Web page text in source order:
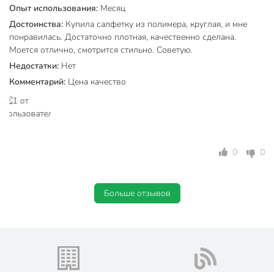
Опыт использования: Месяц
Достоинства: Купила салфетку из полимера, круглая, и мне
понравилась. Достаточно плотная, качественно сделана.
Моется отлично, смотрится стильно. Советую.
Недостатки: Нет
Комментарий: Цена качество
0 0
Больше отзывов